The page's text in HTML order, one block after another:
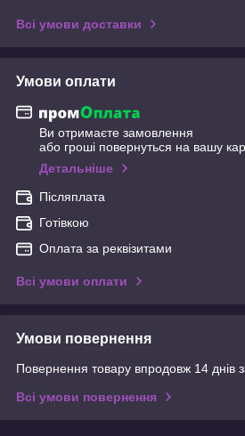
Всі умови доставки
Умови оплати
Ви отримаєте замовлення
або гроші повернуться на вашу
Детальніше
Післяплата
Готівкою
Оплата за реквізитами
Всі умови оплати
Умови повернення
Повернення товару впродовж 14 днів
Всі умови повернення